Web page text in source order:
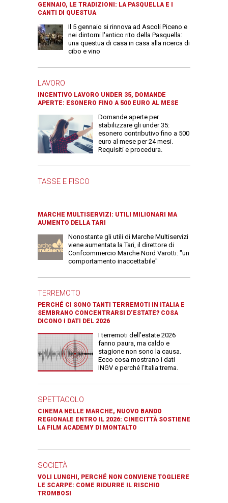
GENNAIO, LE TRADIZIONI: LA PASQUELLA E I
CANTI DI QUESTUA
Il 5 gennaio si rinnova ad Ascoli Piceno e
nei dintorni l'antico rito della Pasquella:
una questua di casa in casa alla ricerca di
cibo e vino
LAVORO
INCENTIVO LAVORO UNDER 35, DOMANDE
APERTE: ESONERO FINO A 500 EURO AL MESE
Domande aperte per
stabilizzare gli under 35:
esonero contributivo fino a 500
euro al mese per 24 mesi.
Requisiti e procedura.
TASSE E FISCO
MARCHE MULTISERVIZI: UTILI MILIONARI MA
AUMENTO DELLA TARI
Nonostante gli utili di Marche Multiservizi
viene aumentata la Tari, il direttore di
Confcommercio Marche Nord Varotti: "un
comportamento inaccettabile"
TERREMOTO
PERCHÉ CI SONO TANTI TERREMOTI IN ITALIA E
SEMBRANO CONCENTRARSI D’ESTATE? COSA
DICONO I DATI DEL 2026
I terremoti dell’estate 2026
fanno paura, ma caldo e
stagione non sono la causa.
Ecco cosa mostrano i dati
INGV e perché l’Italia trema.
SPETTACOLO
CINEMA NELLE MARCHE, NUOVO BANDO
REGIONALE ENTRO IL 2026: CINECITTÀ SOSTIENE
LA FILM ACADEMY DI MONTALTO
SOCIETÀ
VOLI LUNGHI, PERCHÉ NON CONVIENE TOGLIERE
LE SCARPE: COME RIDURRE IL RISCHIO
TROMBOSI